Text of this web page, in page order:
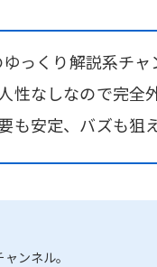
っくり解説系チャ
性なしなので完全
も安定、バズも狙
ンネル。